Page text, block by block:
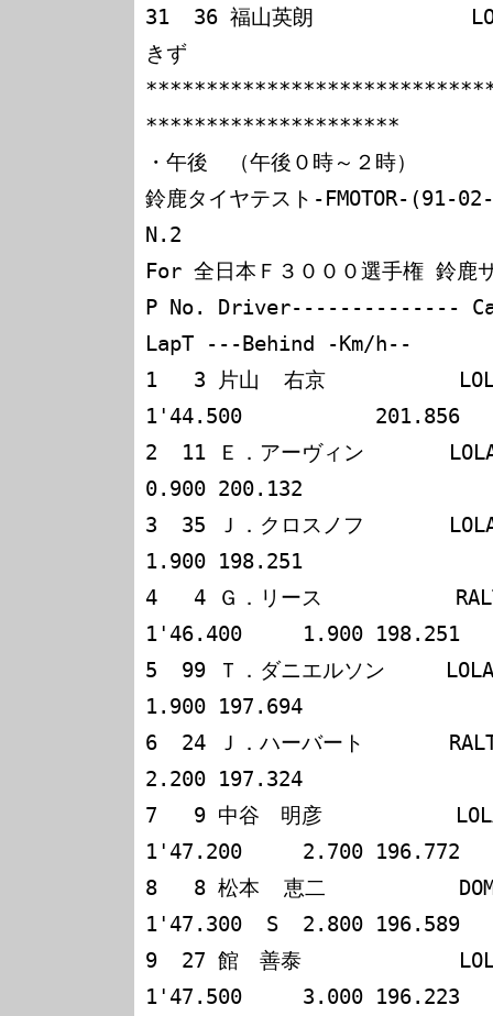
31  36 福山英朗
きず
*********************
・午後　（午後０時～２時）
鈴鹿タイヤテスト-FMOTOR-
N.2
For 全日本Ｆ３０００選手権 鈴
P No. Driver--------------
LapT ---Behind -Km/h--
1   3 片山  右京           LOLA
1'44.500           201.856
2  11 Ｅ．アーヴィン
0.900 200.132
3  35 Ｊ．クロスノフ
1.900 198.251
4   4 Ｇ．リース           RALT
1'46.400     1.900 198.251
5  99 Ｔ．ダニエルソン
1.900 197.694
6  24 Ｊ．ハーバート
2.200 197.324
7   9 中谷　明彦
1'47.200     2.700 196.772
8   8 松本  恵二
1'47.300  S  2.800 196.589
9  27 館　善泰
1'47.500     3.000 196.223